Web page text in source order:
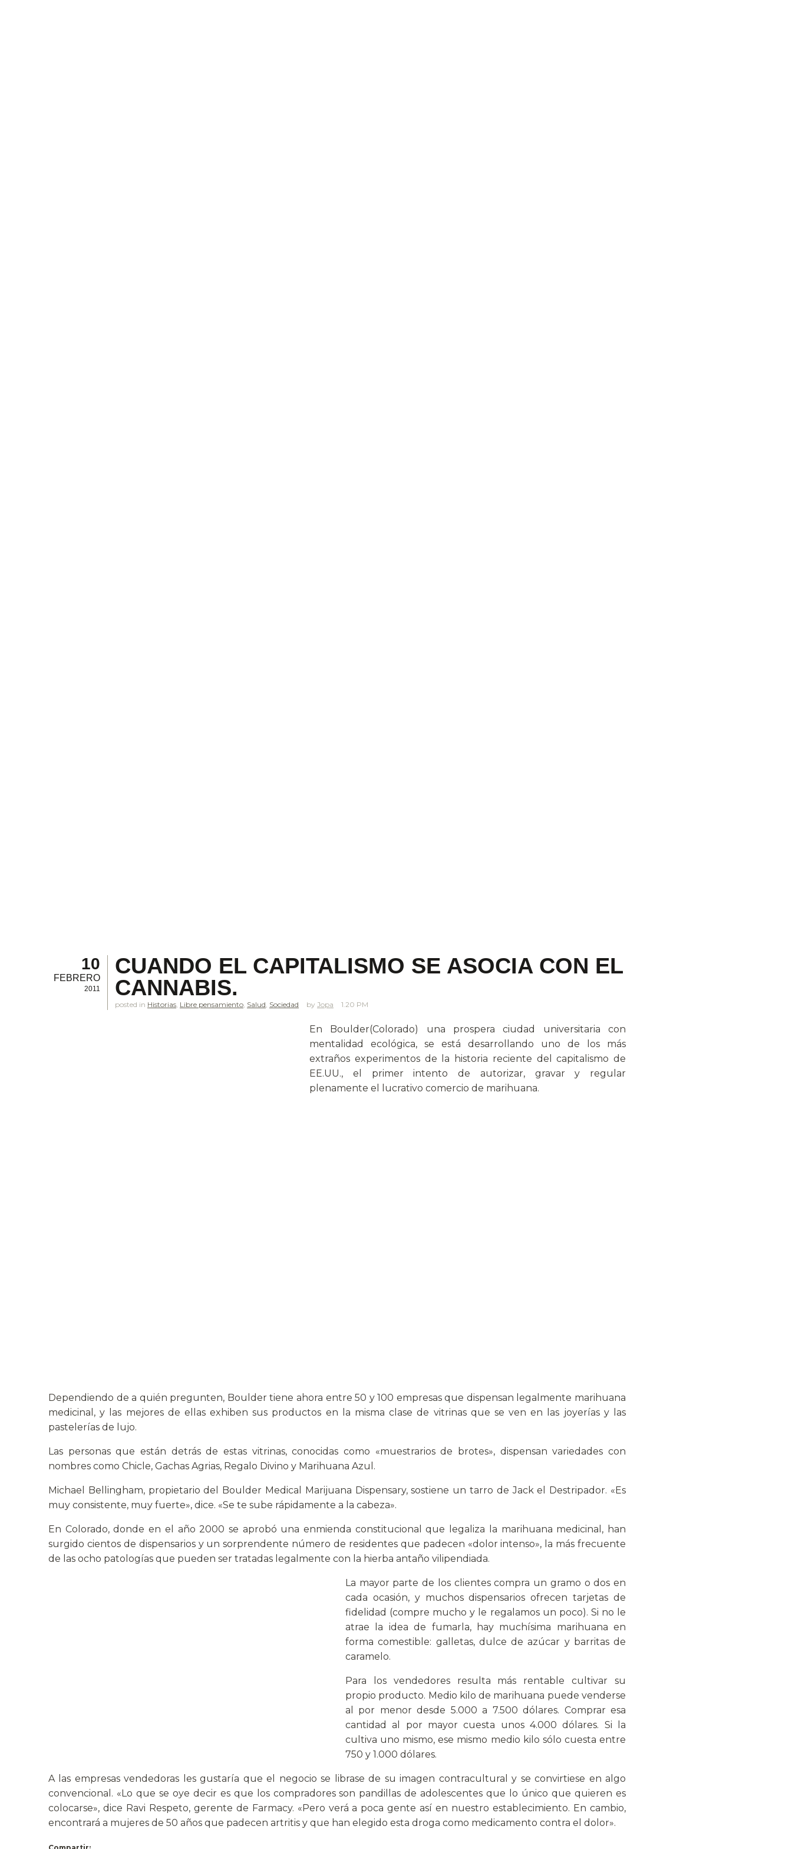
10
FEBRERO
2011
CUANDO EL CAPITALISMO SE ASOCIA CON EL
CANNABIS.
posted in Historias Libre pensamiento Salud Sociedad Jopa 1.20 PM
En Boulder(Colorado) una prospera ciudad universitaria con
mentalidad ecológica, se está desarrollando uno de los más
extraños experimentos de la historia reciente del capitalismo de
EE.UU., el primer intento de autorizar, gravar y regular
plenamente el lucrativo comercio de marihuana.
Dependiendo de a quién pregunten, Boulder tiene ahora entre 50 y 100 empresas que dispensan legalmente marihuana
medicinal, y las mejores de ellas exhiben sus productos en la misma clase de vitrinas que se ven en las joyerías y las
pastelerías de lujo.
Las personas que están detrás de estas vitrinas, conocidas como «muestrarios de brotes», dispensan variedades con
nombres como Chicle, Gachas Agrias, Regalo Divino y Marihuana Azul.
Michael Bellingham, propietario del Boulder Medical Marijuana Dispensary, sostiene un tarro de Jack el Destripador. «Es
muy consistente, muy fuerte», dice. «Se te sube rápidamente a la cabeza».
En Colorado, donde en el año 2000 se aprobó una enmienda constitucional que legaliza la marihuana medicinal, han
surgido cientos de dispensarios y un sorprendente número de residentes que padecen «dolor intenso», la más frecuente
de las ocho patologías que pueden ser tratadas legalmente con la hierba antaño vilipendiada.
La mayor parte de los clientes compra un gramo o dos en
cada ocasión, y muchos dispensarios ofrecen tarjetas de
fidelidad (compre mucho y le regalamos un poco). Si no le
atrae la idea de fumarla, hay muchísima marihuana en
forma comestible: galletas, dulce de azúcar y barritas de
caramelo.
Para los vendedores resulta más rentable cultivar su
propio producto. Medio kilo de marihuana puede venderse
al por menor desde 5.000 a 7.500 dólares. Comprar esa
cantidad al por mayor cuesta unos 4.000 dólares. Si la
cultiva uno mismo, ese mismo medio kilo sólo cuesta entre
750 y 1.000 dólares.
A las empresas vendedoras les gustaría que el negocio se librase de su imagen contracultural y se convirtiese en algo
convencional. «Lo que se oye decir es que los compradores son pandillas de adolescentes que lo único que quieren es
colocarse», dice Ravi Respeto, gerente de Farmacy. «Pero verá a poca gente así en nuestro establecimiento. En cambio,
encontrará a mujeres de 50 años que padecen artritis y que han elegido esta droga como medicamento contra el dolor».